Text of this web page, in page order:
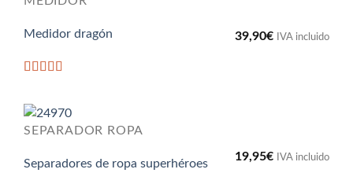
Medidor dragón 39,90€ IVA incluido
SEPARADOR ROPA
Separadores de ropa superhéroes
19,95€ IVA incluido